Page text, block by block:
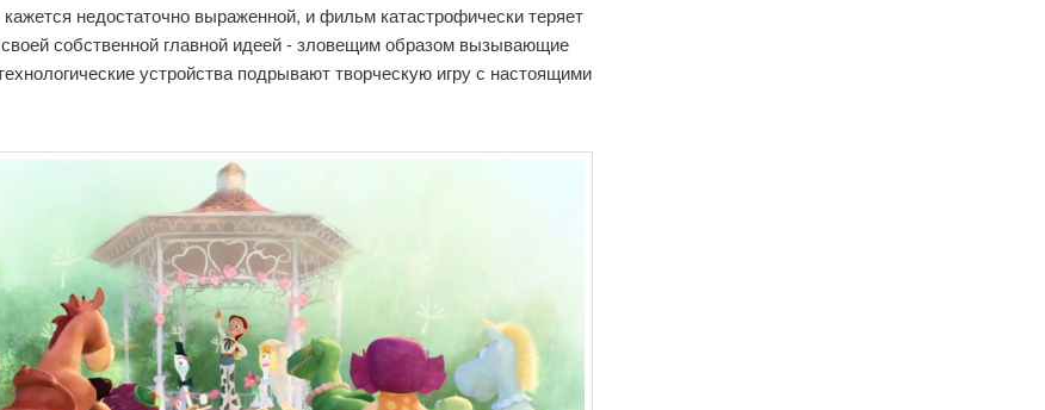
кажется недостаточно выраженной, и фильм катастрофически теряет
собственной главной идеей - зловещим образом вызывающие
устройства подрывают творческую игру с настоящими